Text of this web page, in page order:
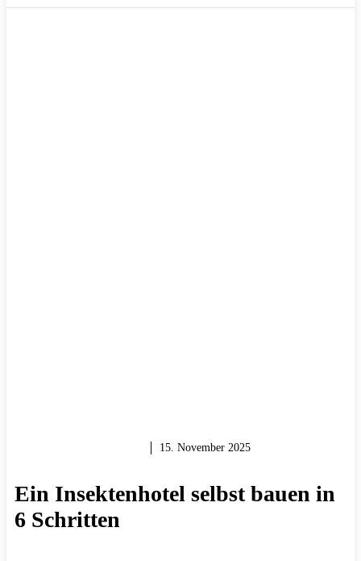
15. November 2025
Ein Insektenhotel selbst bauen in
6 Schritten